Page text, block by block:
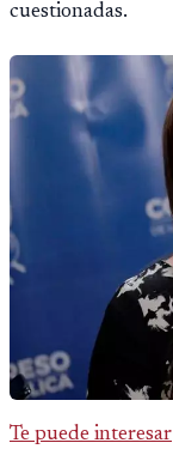
cuestionadas.
Te puede interesar